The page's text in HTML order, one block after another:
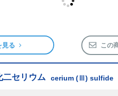
見る この
二セリウム cerium (Ⅲ) sulfide